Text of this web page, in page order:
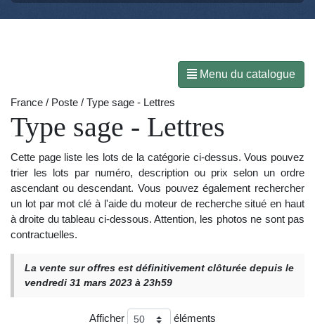
Menu du catalogue
France / Poste / Type sage - Lettres
Type sage - Lettres
Cette page liste les lots de la catégorie ci-dessus. Vous pouvez
trier les lots par numéro, description ou prix selon un ordre
ascendant ou descendant. Vous pouvez également rechercher
un lot par mot clé à l'aide du moteur de recherche situé en haut
à droite du tableau ci-dessous. Attention, les photos ne sont pas
contractuelles.
La vente sur offres est définitivement clôturée depuis le
vendredi 31 mars 2023 à 23h59
Afficher éléments